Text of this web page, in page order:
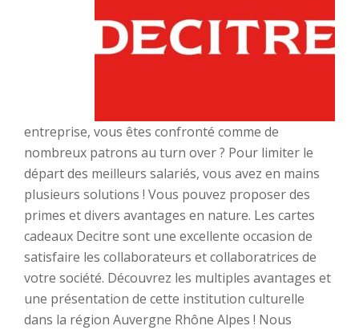
entreprise, vous êtes confronté comme de
nombreux patrons au turn over ? Pour limiter le
départ des meilleurs salariés, vous avez en mains
plusieurs solutions ! Vous pouvez proposer des
primes et divers avantages en nature. Les cartes
cadeaux Decitre sont une excellente occasion de
satisfaire les collaborateurs et collaboratrices de
votre société. Découvrez les multiples avantages et
une présentation de cette institution culturelle
dans la région Auvergne Rhône Alpes ! Nous